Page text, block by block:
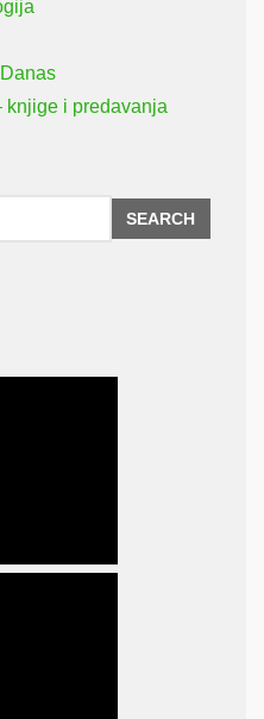
knjige i predavanja
SEARCH